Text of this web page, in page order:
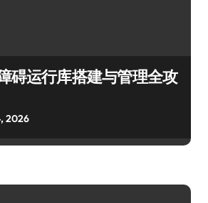
碍运行库搭建与管理全攻
2026